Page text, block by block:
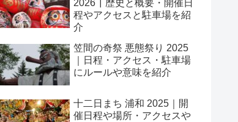
2026┃歴史と概要・開催日
程やアクセスと駐車場を紹
介
笠間の奇祭 悪態祭り 2025
｜日程・アクセス・駐車場
にルールや意味を紹介
十二日まち 浦和 2025｜開
催日程や場所・アクセスや